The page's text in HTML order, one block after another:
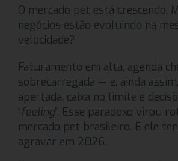
O mercado pet está crescendo.
negócios estão evoluindo na
velocidade?
Faturamento em alta, agenda
sobrecarregada — e, ainda
apertada, caixa no limite e
“feeling”. Esse paradoxo virou
mercado pet brasileiro. E ele
agravar em 2026.